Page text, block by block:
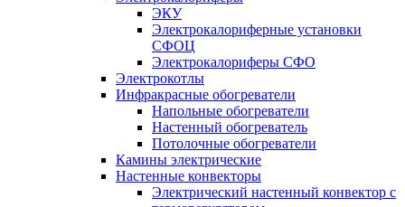
ЭКУ
Электрокалориферные установки
СФОЦ
Электрокалориферы СФО
Электрокотлы
Инфракрасные обогреватели
Напольные обогреватели
Настенный обогреватель
Потолочные обогреватели
Камины электрические
Настенные конвекторы
Электрический настенный конвектор с